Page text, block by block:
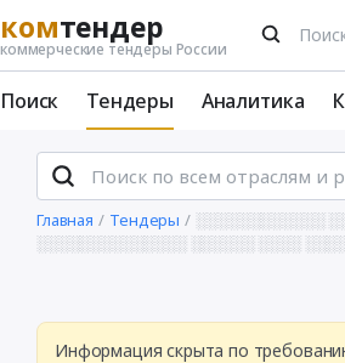
комтендер
коммерческие тендеры России
Поиск Тендеры Аналитика
Главная Тендеры
░░░░░░░░░░░░
░░░░░░░░░░░░░░ ░░░░░░ ░░░░
Информация скрыта по